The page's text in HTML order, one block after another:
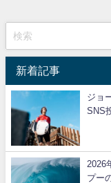
新着記事
ジョ
SNS
2026
プー